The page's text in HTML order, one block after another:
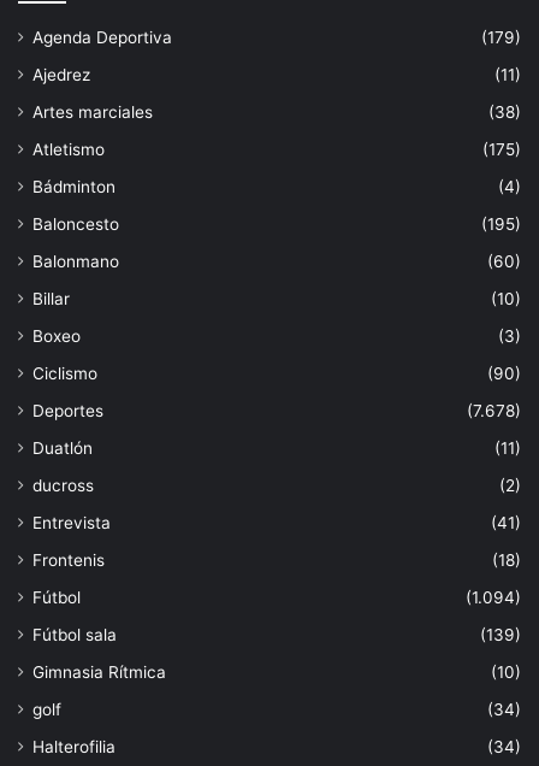
Agenda Deportiva
(179)
Ajedrez
(11)
Artes marciales
(38)
Atletismo
(175)
Bádminton
(4)
Baloncesto
(195)
Balonmano
(60)
Billar
(10)
Boxeo
(3)
Ciclismo
(90)
Deportes
(7.678)
Duatlón
(11)
ducross
(2)
Entrevista
(41)
Frontenis
(18)
Fútbol
(1.094)
Fútbol sala
(139)
Gimnasia Rítmica
(10)
golf
(34)
Halterofilia
(34)